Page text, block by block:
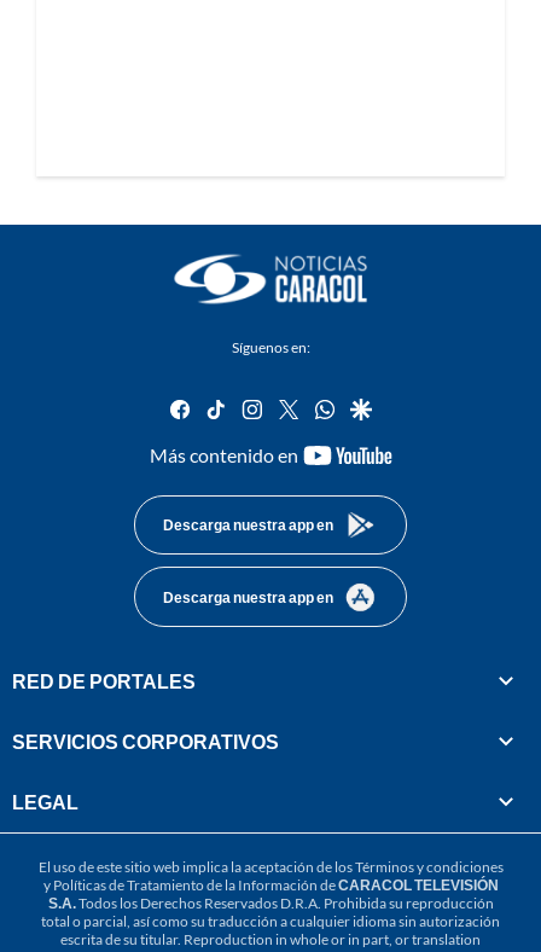
Síguenos en:
facebook
tiktok instagram
twitterwhatsapp
google
Más contenido en
youtube-
Descarga nuestra app en
Descarga nuestra app en
RED DE PORTALES
SERVICIOS CORPORATIVOS
LEGAL
El uso de este sitio web implica la aceptación de losTérminos y condiciones
y Políticas de Tratamiento de la Información deCARACOL TELEVISIÓN
S.A.Todos los Derechos Reservados D.R.A. Prohibida su reproducción
total o parcial, así como su traducción a cualquier idioma sin autorización
escrita de su titular. Reproduction in whole or in part, or translation